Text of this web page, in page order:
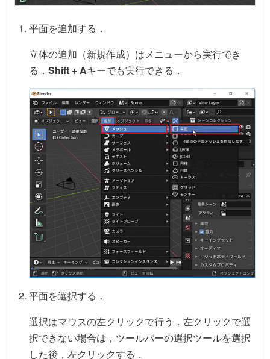
平面を追加する．
立体の追加（新規作成）はメニューから実行でき
る． Shift + Aキーでも実行できる．
平面を選択する．
選択はマウスの左クリックで行う．左クリックで選
択できない場合は，ツールバーの選択ツールを選択
した後，左クリックする．